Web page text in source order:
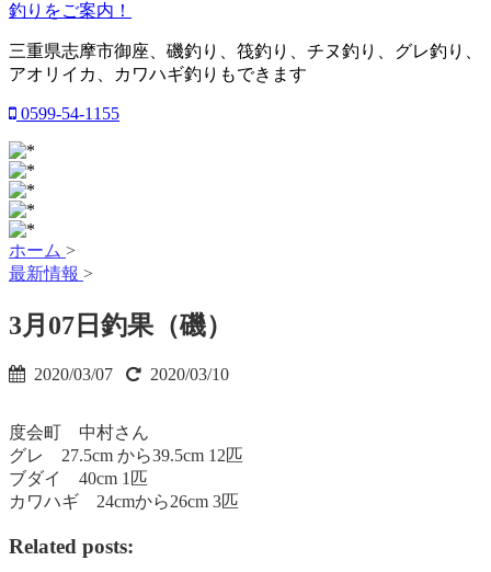
釣りをご案内！
三重県志摩市御座、磯釣り、筏釣り、チヌ釣り、グレ釣り、
アオリイカ、カワハギ釣りもできます
0599-54-1155
ホーム >
最新情報 >
3月07日釣果（磯）
2020/03/07 2020/03/10
度会町 中村さん
グレ 27.5cm から39.5cm 12匹
ブダイ 40cm 1匹
カワハギ 24cmから26cm 3匹
Related posts: